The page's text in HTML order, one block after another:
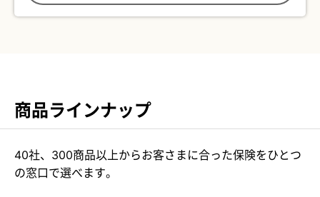
商品ラインナップ
40社、300商品以上からお客さまに合った保険をひとつ
の窓口で選べます。